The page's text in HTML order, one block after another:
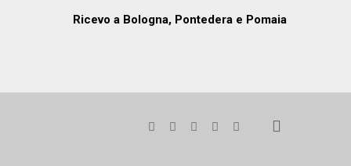
Ricevo a Bologna, Pontedera e Pomaia